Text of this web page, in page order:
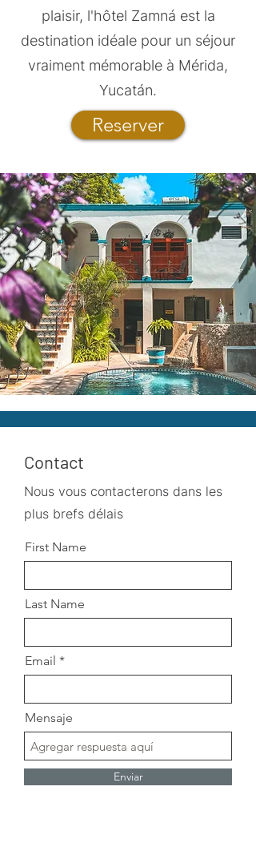
plaisir, l'hôtel Zamná est la
destination idéale pour un séjour
vraiment mémorable à Mérida,
Yucatán.
Reserver
Contact
Nous vous contacterons dans les
plus brefs délais
First Name
Last Name
Email
Mensaje
Enviar